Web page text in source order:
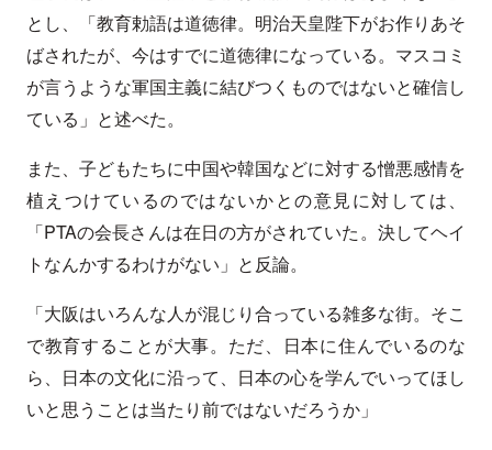
とし、「教育勅語は道徳律。明治天皇陛下がお作りあそ
ばされたが、今はすでに道徳律になっている。マスコミ
が言うような軍国主義に結びつくものではないと確信し
ている」と述べた。
また、子どもたちに中国や韓国などに対する憎悪感情を
植えつけているのではないかとの意見に対しては、
「PTAの会長さんは在日の方がされていた。決してヘイ
トなんかするわけがない」と反論。
「大阪はいろんな人が混じり合っている雑多な街。そこ
で教育することが大事。ただ、日本に住んでいるのな
ら、日本の文化に沿って、日本の心を学んでいってほし
いと思うことは当たり前ではないだろうか」